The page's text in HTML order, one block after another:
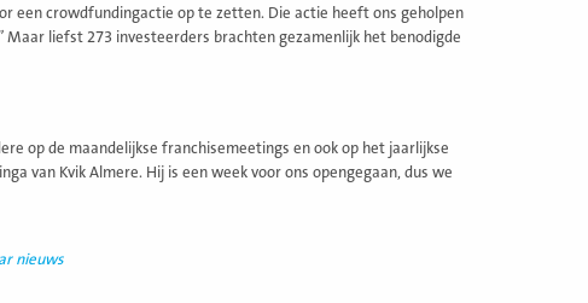
een crowdfundingactie op te zetten. Die actie heeft ons geholpen
Maar liefst 273 investeerders brachten gezamenlijk het benodigde
op de maandelijkse franchisemeetings en ook op het jaarlijkse
van Kvik Almere. Hij is een week voor ons opengegaan, dus we
nieuws